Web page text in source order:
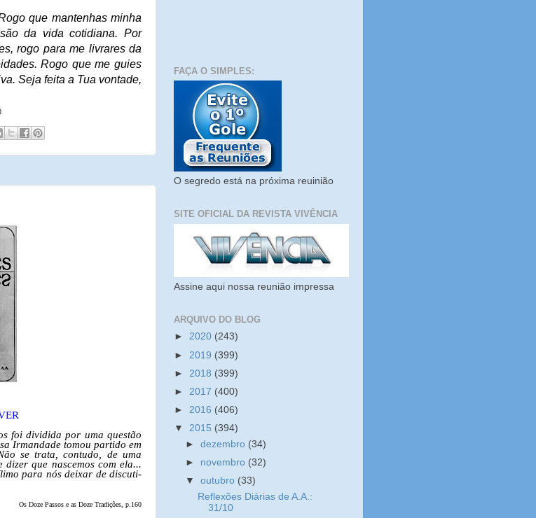
que mantenhas minha
da vida cotidiana. Por
rogo para me livrares da
Rogo que me guies
Seja feita a Tua vontade,
foi dividida por uma questão
Irmandade tomou partido em
se trata, contudo, de uma
dizer que nascemos com ela...
para nós deixar de discuti-
Os Doze Passos e as Doze Tradições, p.160
FAÇA O SIMPLES:
O segredo está na próxima reuinião
SITE OFICIAL DA REVISTA VIVÊNCIA
Assine aqui nossa reunião impressa
ARQUIVO DO BLOG
► 2020 (243)
► 2019 (399)
► 2018 (399)
► 2017 (400)
► 2016 (406)
▼ 2015 (394)
►dezembro (34)
► novembro (32)
▼outubro (33)
Reflexões Diárias de A.A.:
31/10